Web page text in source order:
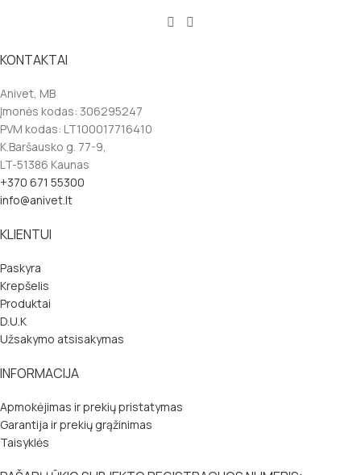
KONTAKTAI
Anivet, MB
Įmonės kodas: 306295247
PVM kodas: LT100017716410
K.Baršausko g. 77-9,
LT-51386 Kaunas
+370 671 55300
info@anivet.lt
KLIENTUI
Paskyra
Krepšelis
Produktai
D.U.K
Užsakymo atsisakymas
INFORMACIJA
Apmokėjimas ir prekių pristatymas
Garantija ir prekių grąžinimas
Taisyklės